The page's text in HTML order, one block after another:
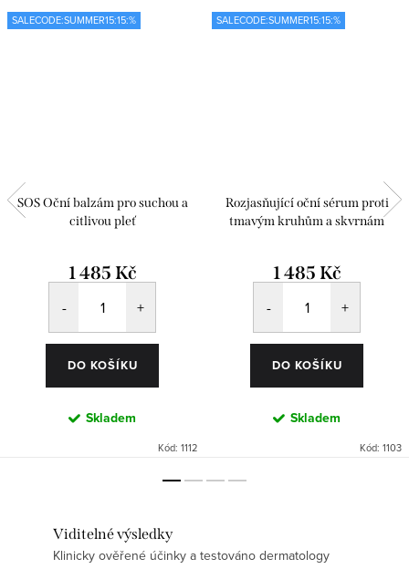
SALECODE:SUMMER15:15:%
SOS Oční balzám pro suchou a
citlivou pleť
1 485 Kč
DO KOŠÍKU
Skladem
Kód: 1112
SALECODE:SUMMER15:15:%
Rozjasňující oční sérum proti
tmavým kruhům a skvrnám
1 485 Kč
DO KOŠÍKU
Skladem
Kód: 1103
Viditelné výsledky
Klinicky ověřené účinky a testováno dermatology